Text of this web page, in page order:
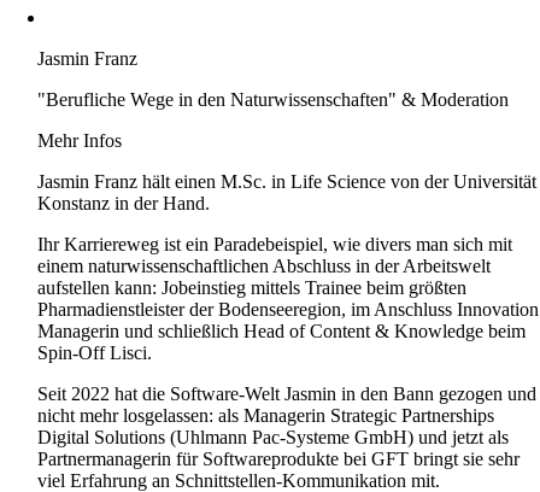
Jasmin Franz
"Berufliche Wege in den Naturwissenschaften" & Moderation
Mehr Infos
Jasmin Franz hält einen M.Sc. in Life Science von der Universität
Konstanz in der Hand.
Ihr Karriereweg ist ein Paradebeispiel, wie divers man sich mit
einem naturwissenschaftlichen Abschluss in der Arbeitswelt
aufstellen kann: Jobeinstieg mittels Trainee beim größten
Pharmadienstleister der Bodenseeregion, im Anschluss Innovation
Managerin und schließlich Head of Content & Knowledge beim
Spin-Off Lisci.
Seit 2022 hat die Software-Welt Jasmin in den Bann gezogen und
nicht mehr losgelassen: als Managerin Strategic Partnerships
Digital Solutions (Uhlmann Pac-Systeme GmbH) und jetzt als
Partnermanagerin für Softwareprodukte bei GFT bringt sie sehr
viel Erfahrung an Schnittstellen-Kommunikation mit.